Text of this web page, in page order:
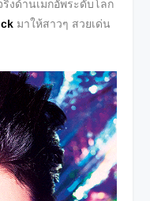
ริงด้านเมกอัพระดับโลก
มาให้สาวๆ สวยเด่น